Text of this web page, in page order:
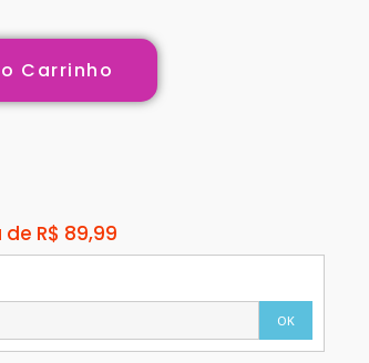
Carrinho
R$ 89,99
OK